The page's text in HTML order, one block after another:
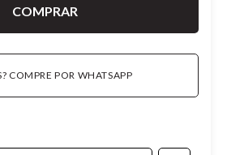
COMPRE POR WHATSAPP